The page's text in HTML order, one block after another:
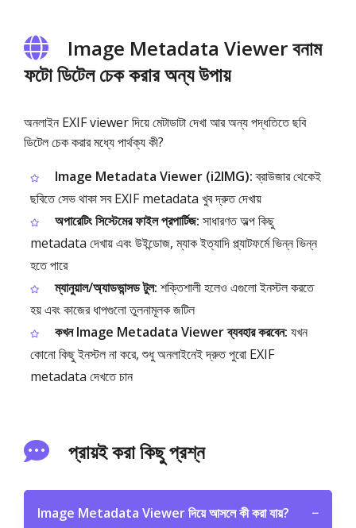
Image Metadata Viewer বনাম
ফটো ডিটেল চেক করার অন্য উপায়
অনলাইন EXIF viewer দিয়ে মেটাডাটা দেখা আর অন্য পদ্ধতিতে ছবি
ডিটেল চেক করার মধ্যে পার্থক্য কী?
Image Metadata Viewer (i2IMG):ব্রাউজার থেকেই
ছবিতে সেভ থাকা সব EXIF metadata খুব দ্রুত দেখায়
অপারেটিং সিস্টেমের ফাইল প্রপার্টিজ: সাধারণত অল্প কিছু
metadata দেখায় এবং উইন্ডোজ, ম্যাক ইত্যাদি প্ল্যাটফর্মে ভিন্ন ভিন্ন
হতে পারে
ম্যানুয়াল/অ্যাডভান্সড টুল: শক্তিশালী হলেও এগুলো ইনস্টল করতে
হয় এবং কাজের ধাপগুলো তুলনামূলক জটিল
কখন Image Metadata Viewer ব্যবহার করবেন: যখন
কোনো কিছু ইনস্টল না করে, শুধু অনলাইনেই দ্রুত পুরো EXIF
metadata দেখতে চান
প্রায়ই করা কিছু প্রশ্ন
Image Metadata Viewer দিয়ে আসলে কী করা যায়? −